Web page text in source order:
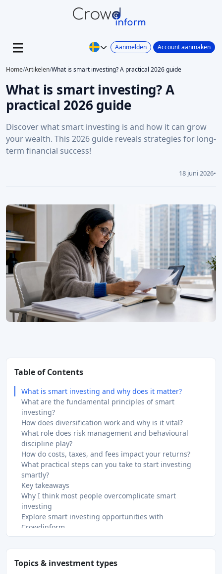
Aanmelden Account aanmaken
Home/Artikelen/What is smart investing? A practical 2026 guide
What is smart investing? A
practical 2026 guide
Discover what smart investing is and how it can grow
your wealth. This 2026 guide reveals strategies for long-
term financial success!
18 juni 2026•
Table of Contents
What is smart investing and why does it matter?
What are the fundamental principles of smart
investing?
How does diversification work and why is it vital?
What role does risk management and behavioural
discipline play?
How do costs, taxes, and fees impact your returns?
What practical steps can you take to start investing
smartly?
Key takeaways
Why I think most people overcomplicate smart
investing
Explore smart investing opportunities with
Crowdinform
FAQ
What is smart investing in simple terms?
How much should I invest to start investing smartly?
What makes an investment strategy "smart"?
Topics & investment types